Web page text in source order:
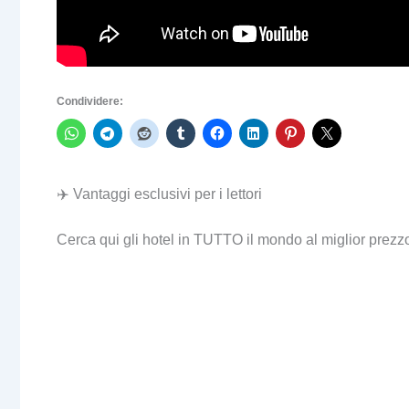
Condividere:
✈️ Vantaggi esclusivi per i lettori
Cerca qui gli hotel in TUTTO il mondo al miglior